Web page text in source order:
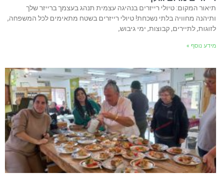
תיאור המקום: טיולי רייזרים בנהיגה עצמית תנהג בעצמך ברייזר שלך
ותיהנה מחוויה בלתי נשכחת! טיולי רייזרים בשטח מתאימים לכל המשפחה,
לזוגות, לתיירים, קבוצות, ימי גיבוש,
מידע נוסף »